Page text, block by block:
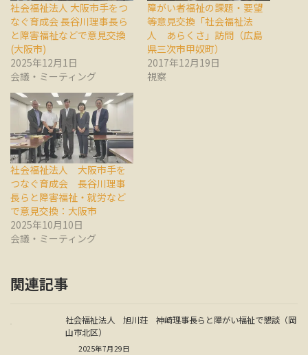
社会福祉法人 大阪市手をつ
なぐ育成会 長谷川理事長ら
と障害福祉などで意見交換
(大阪市)
2025年12月1日
会議・ミーティング
障がい者福祉の課題・要望
等意見交換「社会福祉法
人 あらくさ」訪問（広島
県三次市甲奴町）
2017年12月19日
視察
社会福祉法人 大阪市手を
つなぐ育成会 長谷川理事
長らと障害福祉・就労など
で意見交換：大阪市
2025年10月10日
会議・ミーティング
関連記事
社会福祉法人 旭川荘 神崎理事長らと障がい福祉で懇談（岡
山市北区）
2025年7月29日